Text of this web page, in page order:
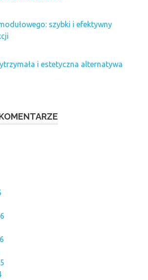
szybki i efektywny
i estetyczna alternatywa